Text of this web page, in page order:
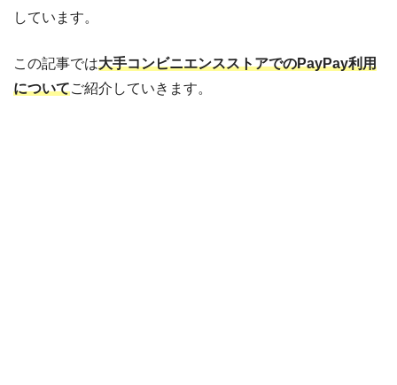
しています。
この記事では大手コンビニエンスストアでのPayPay利用
についてご紹介していきます。